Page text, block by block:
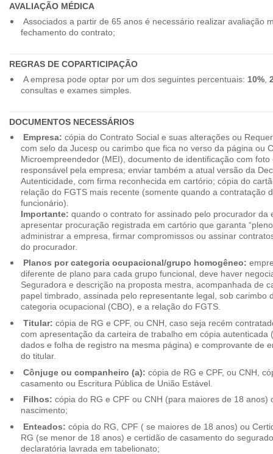
AVALIAÇÃO MÉDICA
Associados a partir de 65 anos é necessário realizar avaliação
fechamento do contrato;
REGRAS DE COPARTICIPAÇÃO
A empresa pode optar por um dos seguintes percentuais: 10%,
consultas e exames simples.
DOCUMENTOS NECESSÁRIOS
Empresa: cópia do Contrato Social e suas alterações ou
com selo da Jucesp ou carimbo que fica no verso da página ou
Microempreendedor (MEI), documento de identificação com foto
responsável pela empresa; enviar também a atual versão da
Autenticidade, com firma reconhecida em cartório; cópia do
relação do FGTS mais recente (somente quando a contratação
funcionário).
Importante: quando o contrato for assinado pelo procurador da
apresentar procuração registrada em cartório que garanta
administrar a empresa, firmar compromissos ou assinar
do procurador.
Planos por categoria ocupacional/grupo homogêneo:
diferente de plano para cada grupo funcional, deve haver
Seguradora e descrição na proposta mestra, acompanhada de
papel timbrado, assinada pelo representante legal, sob carimbo
categoria ocupacional (CBO), e a relação do FGTS.
Titular: cópia de RG e CPF, ou CNH, caso seja recém
com apresentação da carteira de trabalho em cópia autenticada
dados e folha de registro na mesma página) e comprovante de
do titular.
Cônjuge ou companheiro (a): cópia de RG e CPF, ou CNH,
casamento ou Escritura Pública de União Estável.
Filhos: cópia do RG e CPF ou CNH (para maiores de 18 anos)
nascimento;
Enteados: cópia do RG, CPF ( se maiores de 18 anos) ou
RG (se menor de 18 anos) e certidão de casamento do
declaratória lavrada em tabelionato;